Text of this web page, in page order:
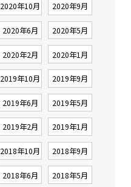
2020年10月 2020年9月
2020年6月 2020年5月
2020年2月 2020年1月
2019年10月 2019年9月
2019年6月 2019年5月
2019年2月 2019年1月
2018年10月 2018年9月
2018年6月 2018年5月